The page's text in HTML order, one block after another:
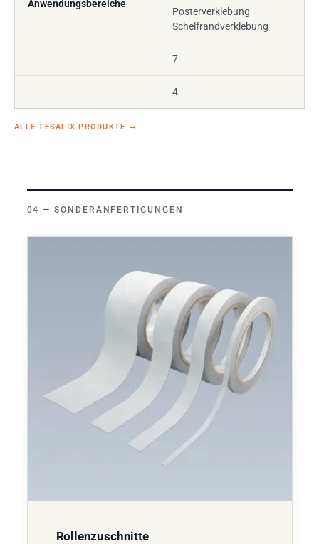
Anwendungsbereiche
Posterverklebung
Schelfrandverklebung
7
4
ALLE TESAFIX PRODUKTE →
SONDERANFERTIGUNGEN
Rollenzuschnitte